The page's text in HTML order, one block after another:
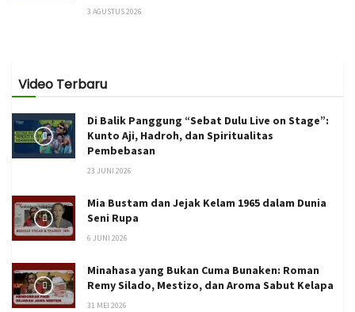
3 AGUSTUS 2026
Video Terbaru
Di Balik Panggung “Sebat Dulu Live on Stage”:
Kunto Aji, Hadroh, dan Spiritualitas
Pembebasan
23 JUNI 2026
Mia Bustam dan Jejak Kelam 1965 dalam Dunia
Seni Rupa
6 JUNI 2026
Minahasa yang Bukan Cuma Bunaken: Roman
Remy Silado, Mestizo, dan Aroma Sabut Kelapa
31 MEI 2026